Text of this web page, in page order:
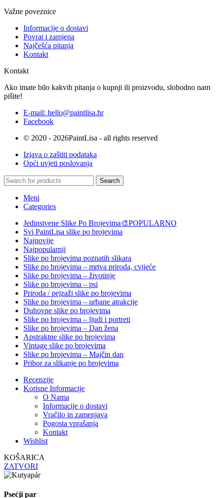
Važne poveznice
Informacije o dostavi
Povrat i zamjena
Najčešća pitanja
Kontakt
Kontakt
Ako imate bilo kakvih pitanja o kupnji ili proizvodu, slobodno nam
pišite!
E-mail: hello@paintlisa.hr
Facebook
© 2020 - 2026PaintLisa - all rights reserved
Izjava o zaštiti podataka
Opći uvjeti poslovanja
Search
Meni
Categories
Jedinstvene Slike Po Brojevima🎨POPULARNO
Svi PaintLisa slike po brojevima
Najnovije
Najpopularnij
Slike po brojevima poznatih slikara
Slike po brojevima – mrtva priroda, cvijeće
Slike po brojevima – životinje
Slike po brojevima – psi
Priroda / pejzaži slike po brojevima
Slike po brojevima – urbane atrakcije
Duhovne slike po brojevima
Slike po brojevima – ljudi i portreti
Slike po brojevima – Dan žena
Apstraktne slike po brojevima
Vintage slike po brojevima
Slike po brojevima – Majčin dan
Pribor za slikanje po brojevima
Recenzije
Korisne Informacije
O Nama
Informacije o dostavi
Vračilo in zamenjava
Pogosta vprašanja
Kontakt
Wishlist
KOŠARICA
ZATVORI
Psećji par